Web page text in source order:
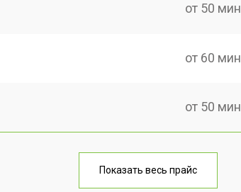
от 50 мин
от 60 мин
от 50 мин
от 70 мин
Показать весь прайс